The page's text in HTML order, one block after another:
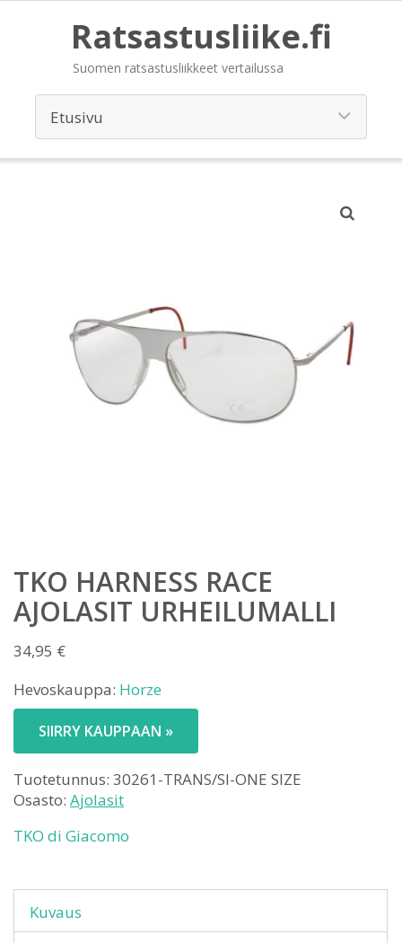
Ratsastusliike.fi
Suomen ratsastusliikkeet vertailussa
TKO HARNESS RACE
AJOLASIT URHEILUMALLI
34,95 €
Hevoskauppa: Horze
SIIRRY KAUPPAAN »
Tuotetunnus: 30261-TRANS/SI-ONE SIZE
Osasto: Ajolasit
TKO di Giacomo
Kuvaus